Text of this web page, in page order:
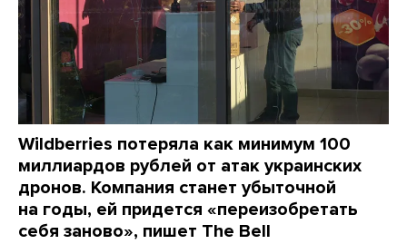
Wildberries потеряла как минимум 100
миллиардов рублей от атак украинских
дронов. Компания станет убыточной
на годы, ей придется «переизобретать
себя заново», пишет The Bell